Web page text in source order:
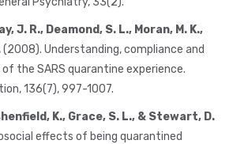
J. R., Deamond, S. L., Moran, M. K.,
(2008). Understanding, compliance and
the SARS quarantine experience.
136(7), 997-1007.
K., Grace, S. L., & Stewart, D.
effects of being quarantined